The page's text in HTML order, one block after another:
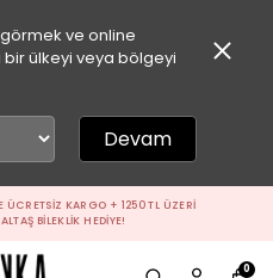
ve online
ülkeyi veya bölgeyi
Devam
ÜCRETSIZ KARGO + 1250 TL ÜZERI
BILEKLIK HEDIYE!
0